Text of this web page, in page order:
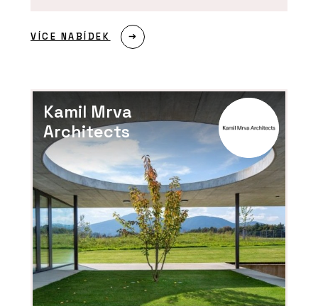
VÍCE NABÍDEK
Kamil Mrva
Architects